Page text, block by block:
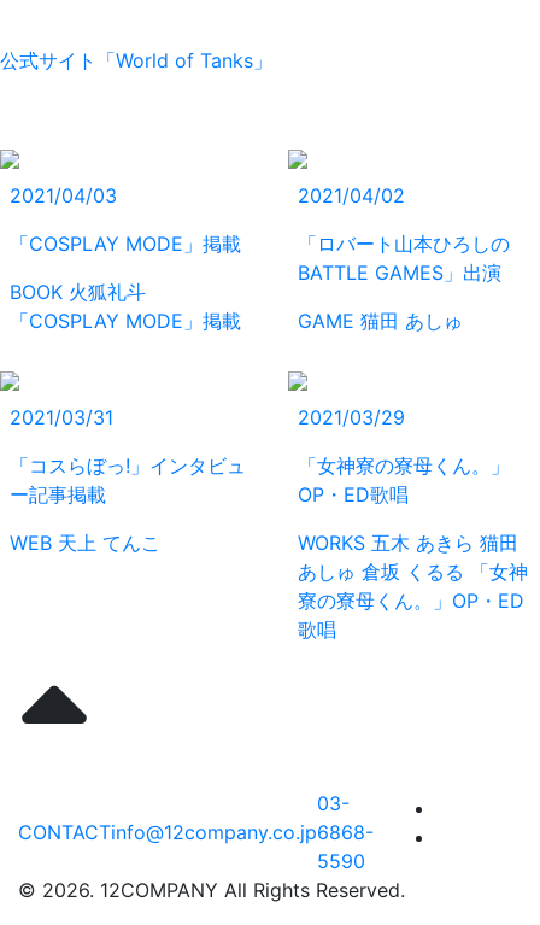
公式サイト「World of Tanks」
2021/04/03
「COSPLAY MODE」掲載
BOOK 火狐礼斗
「COSPLAY MODE」掲載
2021/04/02
「ロバート山本ひろしの
BATTLE GAMES」出演
GAME 猫田 あしゅ
2021/03/31
「コスらぼっ!」インタビュ
ー記事掲載
WEB 天上 てんこ
2021/03/29
「女神寮の寮母くん。」
OP・ED歌唱
WORKS 五木 あきら 猫田
あしゅ 倉坂 くるる
「女神
寮の寮母くん。」OP・ED
歌唱
CONTACTinfo@12company.co.jp
03-
6868-
5590
© 2026. 12COMPANY All Rights Reserved.